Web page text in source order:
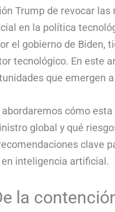
Trump de revocar
en la política
el gobierno de
tecnológico. En este
que emergen
cómo
global y qué
clave
inteligencia artificial.
la